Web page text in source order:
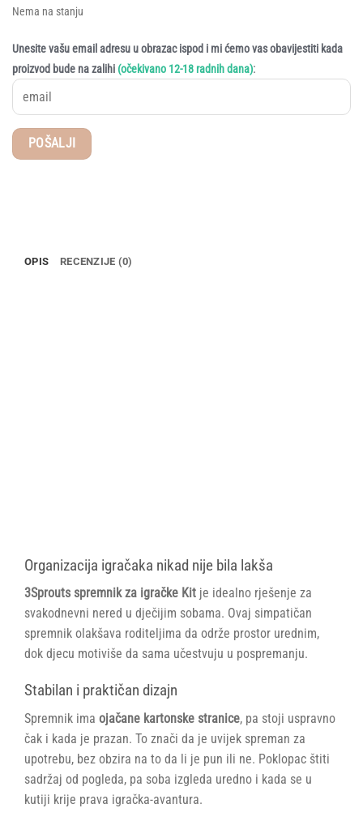
Nema na stanju
Unesite vašu email adresu u obrazac ispod i mi ćemo vas obavijestiti kada
proizvod bude na zalihi (očekivano 12-18 radnih dana):
OPIS RECENZIJE (0)
Organizacija igračaka nikad nije bila lakša
3Sprouts spremnik za igračke Kit je idealno rješenje za
svakodnevni nered u dječijim sobama. Ovaj simpatičan
spremnik olakšava roditeljima da održe prostor urednim,
dok djecu motiviše da sama učestvuju u pospremanju.
Stabilan i praktičan dizajn
Spremnik ima ojačane kartonske stranice, pa stoji uspravno
čak i kada je prazan. To znači da je uvijek spreman za
upotrebu, bez obzira na to da li je pun ili ne. Poklopac štiti
sadržaj od pogleda, pa soba izgleda uredno i kada se u
kutiji krije prava igračka-avantura.